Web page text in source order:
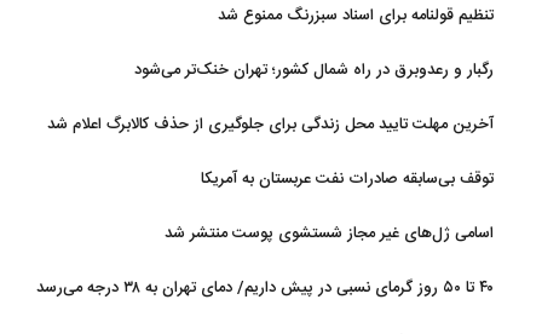
تنظیم قولنامه برای اسناد سبزرنگ ممنوع شد
رگبار و رعدوبرق در راه شمال کشور؛ تهران خنک‌تر می‌شود
آخرین مهلت تایید محل زندگی برای جلوگیری از حذف کالابرگ اعلام شد
توقف بی‌سابقه صادرات نفت عربستان به آمریکا
اسامی ژل‌های غیر مجاز شستشوی پوست منتشر شد
۴۰ تا ۵۰ روز گرمای نسبی در پیش داریم/ دمای تهران به ۳۸ درجه می‌رسد